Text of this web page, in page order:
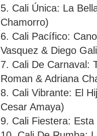
5. Cali Única: La
Chamorro)
6. Cali Pacífico:
Vasquez & Diego
7. Cali De Carnaval:
Roman & Adriana
8. Cali Vibrante: El
Cesar Amaya)
9. Cali Fiestera: